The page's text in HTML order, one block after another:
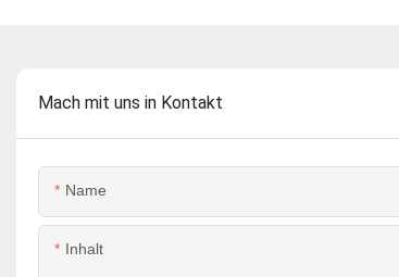
Mach mit uns in Kontakt
Name
Inhalt